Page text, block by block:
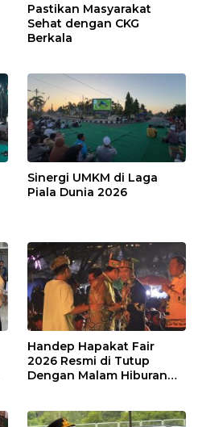
Pastikan Masyarakat
Sehat dengan CKG
Berkala
Sinergi UMKM di Laga
Piala Dunia 2026
Handep Hapakat Fair
2026 Resmi di Tutup
Dengan Malam Hiburan